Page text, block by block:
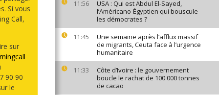
11:56
USA : Qui est Abdul El-Sayed,
l’Américano-Égyptien qui bouscule
les démocrates ?
11:45
Une semaine après l’afflux massif
de migrants, Ceuta face à l’urgence
humanitaire
11:33
Côte d’Ivoire : le gouvernement
boucle le rachat de 100 000 tonnes
de cacao
Si vous
Call,
sur
90 90
le